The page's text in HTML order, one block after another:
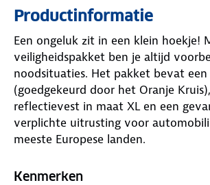
Productinformatie
Een ongeluk zit in een klein hoekje!
veiligheidspakket ben je altijd
noodsituaties. Het pakket bevat een
(goedgekeurd door het Oranje
reflectievest in maat XL en een
verplichte uitrusting voor
meeste Europese landen.
Inhoud veilig onderweg pakket:
Kenmerken